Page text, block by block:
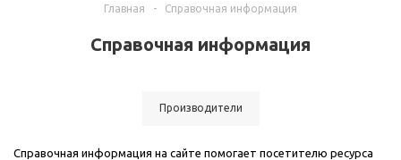
Главная - Справочная информация
Справочная информация
Производители
Справочная информация на сайте помогает посетителю ресурса